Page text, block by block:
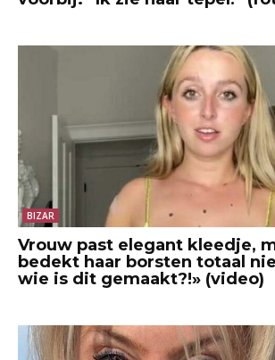
BIZAR
Vrouw past elegant kleedje,
bedekt haar borsten totaal
wie is dit gemaakt?!» (video)